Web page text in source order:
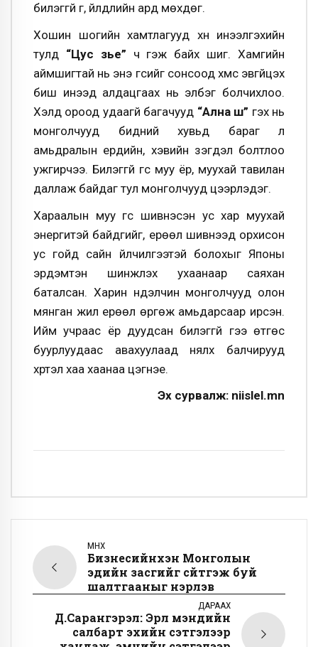
билэггүй үг, үйлдлийн ард мөхдөг.
Хошин шогийн хамтлагууд хүн инээлгэхийн
тулд “Цус үзье” ч гэж байх шиг. Хамгийн
аймшигтай нь энэ үгсийг сонсоод хүмүүс эвгүйцэх
биш инээд алдацгаах нь элбэг болчихлоо.
Хэлд ороод удаагүй багачууд “Ална шүү” гэх нь
монголчууд бидний хувьд бараг л
амьдралын ердийн, хэвийн үзэгдэл болтлоо
ужгирчээ. Билэггүй үгс муу ёр, муухай тавилан
даллаж байдаг тул монголчууд цээрлэдэг.
Хараалын муу үгс шивнэсэн ус хар муухай
энергитэй байдгийг, ерөөл шивнээд орхисон
ус гойд сайн үйлчилгээтэй болохыг Японы
эрдэмтэн шинжлэх ухаанаар саяхан
баталсан. Харин нүүдэлчин монголчууд олон
мянган жил ерөөл өргөж амьдарсаар ирсэн.
Ийм учраас ёр дуудсан билэггүй үгээ өтгөс
буурлуудаас авахуулаад нялх балчирууд
хүртэл хаа хаанаа цэгнэе.
Эх сурвалж: niislel.mn
ӨМНӨХ
Бизнесийнхэн Монголын
эдийн засгийг сүйтгэж буй
шалтгааныг нэрлэв
ДАРААХ
Д.Сарангэрэл: Эрүүл мэндийн
салбарт эхийн сэтгэлээр